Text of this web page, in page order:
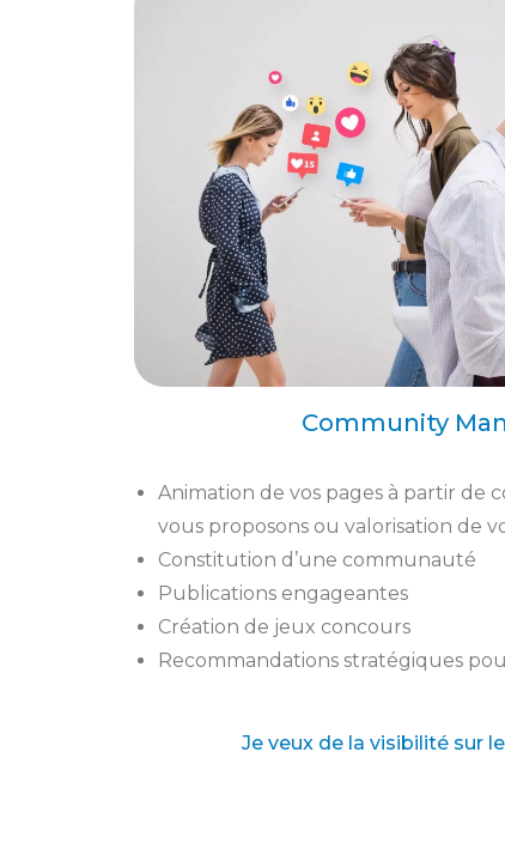
Community
Animation de vos pages à partir de
vous proposons ou valorisation de
Constitution d’une communauté
Publications engageantes
Création de jeux concours
Recommandations stratégiques
Je veux de la visibilité sur